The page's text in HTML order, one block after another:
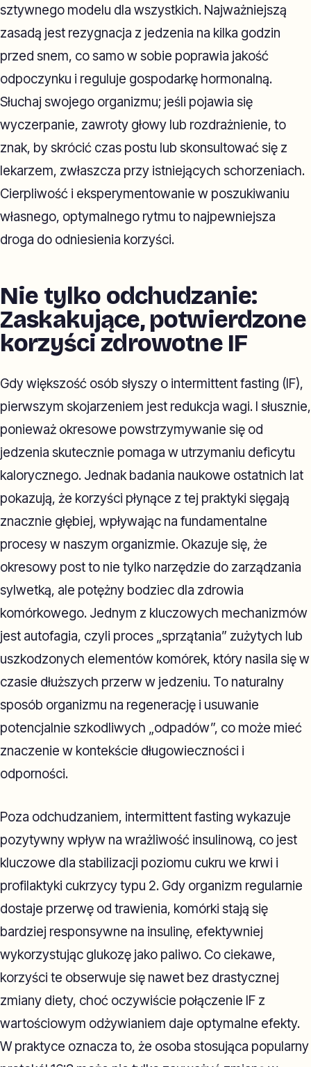
sztywnego modelu dla wszystkich. Najważniejszą
zasadą jest rezygnacja z jedzenia na kilka godzin
przed snem, co samo w sobie poprawia jakość
odpoczynku i reguluje gospodarkę hormonalną.
Słuchaj swojego organizmu; jeśli pojawia się
wyczerpanie, zawroty głowy lub rozdrażnienie, to
znak, by skrócić czas postu lub skonsultować się z
lekarzem, zwłaszcza przy istniejących schorzeniach.
Cierpliwość i eksperymentowanie w poszukiwaniu
własnego, optymalnego rytmu to najpewniejsza
droga do odniesienia korzyści.
Nie tylko odchudzanie:
Zaskakujące, potwierdzone
korzyści zdrowotne IF
Gdy większość osób słyszy o intermittent fasting (IF),
pierwszym skojarzeniem jest redukcja wagi. I słusznie,
ponieważ okresowe powstrzymywanie się od
jedzenia skutecznie pomaga w utrzymaniu deficytu
kalorycznego. Jednak badania naukowe ostatnich lat
pokazują, że korzyści płynące z tej praktyki sięgają
znacznie głębiej, wpływając na fundamentalne
procesy w naszym organizmie. Okazuje się, że
okresowy post to nie tylko narzędzie do zarządzania
sylwetką, ale potężny bodziec dla zdrowia
komórkowego. Jednym z kluczowych mechanizmów
jest autofagia, czyli proces „sprzątania” zużytych lub
uszkodzonych elementów komórek, który nasila się w
czasie dłuższych przerw w jedzeniu. To naturalny
sposób organizmu na regenerację i usuwanie
potencjalnie szkodliwych „odpadów”, co może mieć
znaczenie w kontekście długowieczności i
odporności.
Poza odchudzaniem, intermittent fasting wykazuje
pozytywny wpływ na wrażliwość insulinową, co jest
kluczowe dla stabilizacji poziomu cukru we krwi i
profilaktyki cukrzycy typu 2. Gdy organizm regularnie
dostaje przerwę od trawienia, komórki stają się
bardziej responsywne na insulinę, efektywniej
wykorzystując glukozę jako paliwo. Co ciekawe,
korzyści te obserwuje się nawet bez drastycznej
zmiany diety, choć oczywiście połączenie IF z
wartościowym odżywianiem daje optymalne efekty.
W praktyce oznacza to, że osoba stosująca popularny